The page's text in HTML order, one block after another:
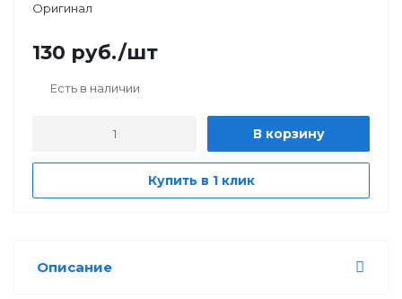
Оригинал
130 руб./шт
Есть в наличии
В корзину
Купить в 1 клик
Описание